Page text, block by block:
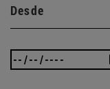
Desde